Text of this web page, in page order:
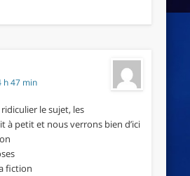
h 47 min
le sujet, les
à petit et nous verrons bien d’ici
fiction